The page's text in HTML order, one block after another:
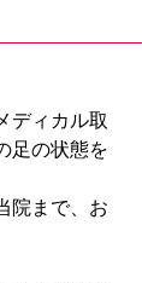
ディカル取
足の状態を
院まで、お